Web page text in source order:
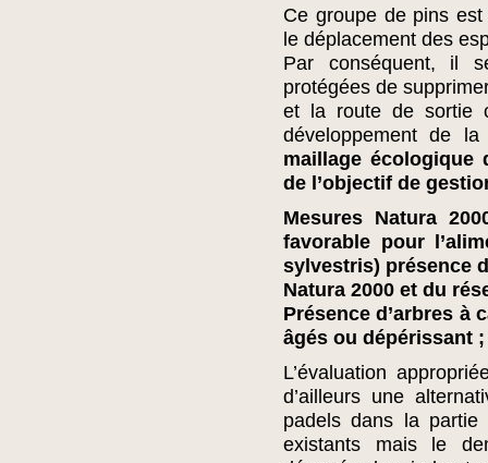
Ce groupe de pins
le déplacement des
Par conséquent, il
protégées de
et la route de sortie
développement de la
maillage écologique
de l’objectif de
Mesures Natura
favorable pour
sylvestris) présence
Natura 2000 et du
Présence d’arbres à
âgés ou dépérissant ;
L’évaluation
d’ailleurs une
padels dans la
existants mais le